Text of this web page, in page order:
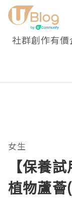
社群創作有價
女生
【保養
植物蘆薈